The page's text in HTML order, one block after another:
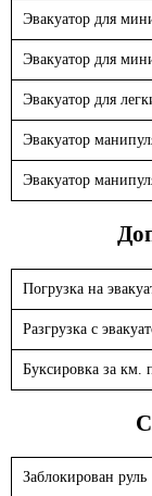
Эвакуатор для
Эвакуатор для
Эвакуатор для
Эвакуатор
Эвакуатор
Погрузка на
Разгрузка с
Буксировка за км.
Заблокирован руль